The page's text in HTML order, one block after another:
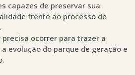
capazes de preservar sua
frente ao processo de
ocorrer para trazer a
evolução do parque de geração e